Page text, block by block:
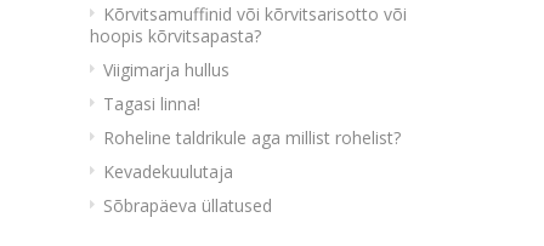
Kõrvitsamuffinid või kõrvitsarisotto või
hoopis kõrvitsapasta?
Viigimarja hullus
Tagasi linna!
Roheline taldrikule aga millist rohelist?
Kevadekuulutaja
Sõbrapäeva üllatused